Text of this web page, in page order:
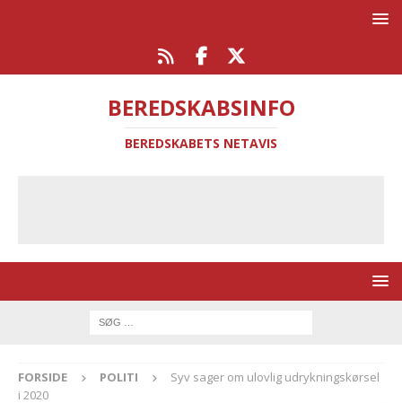
BEREDSKABSINFO
BEREDSKABETS NETAVIS
FORSIDE POLITI
Syv sager om ulovlig udrykningskørsel
i 2020